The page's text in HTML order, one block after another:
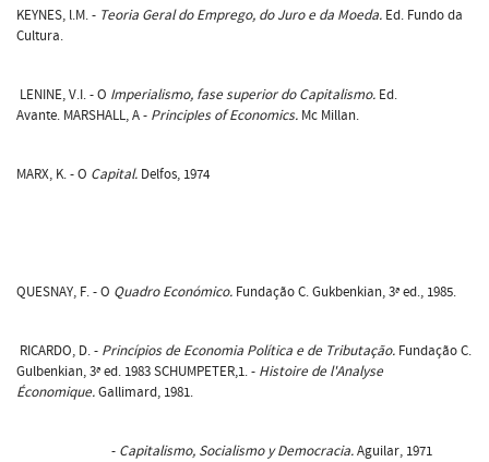
KEYNES, l.M. - Teoria Geral do Emprego, do Juro e da Moeda. Ed. Fundo da
Cultura.
LENINE, V.I. - O Imperialismo, fase superior do Capitalismo. Ed.
Avante. MARSHALL, A - PrincipIes of Economics. Mc Millan.
MARX, K. - O Capital. Delfos, 1974
QUESNAY, F. - O Quadro Económico. Fundação C. Gukbenkian, 3ª ed., 1985.
RICARDO, D. - Princípios de Economia Política e de Tributação. Fundação C.
Gulbenkian, 3ª ed. 1983 SCHUMPETER,1. - Histoire de l'Analyse
Économique.Gallimard, 1981.
- Capitalismo, Socialismo y Democracia.Aguilar, 1971